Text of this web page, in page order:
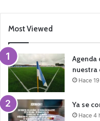
Most Viewed
Agenda
nuestra
Hace
Ya se
Hace 4